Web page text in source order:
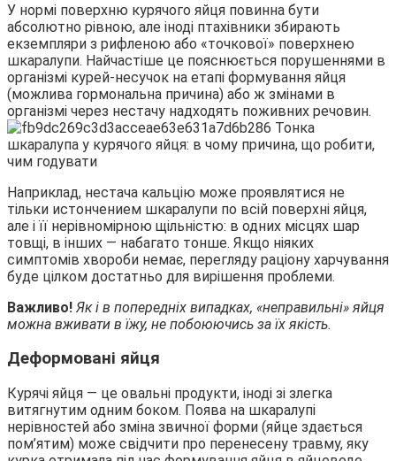
У нормі поверхню курячого яйця повинна бути
абсолютно рівною, але іноді птахівники збирають
екземпляри з рифленою або «точкової» поверхнею
шкаралупи. Найчастіше це пояснюється порушеннями в
організмі курей-несучок на етапі формування яйця
(можлива гормональна причина) або ж змінами в
організмі через нестачу надходять поживних речовин.
Наприклад, нестача кальцію може проявлятися не
тільки истончением шкаралупи по всій поверхні яйця,
але і її нерівномірною щільністю: в одних місцях шар
товщі, в інших — набагато тонше. Якщо ніяких
симптомів хвороби немає, перегляду раціону харчування
буде цілком достатньо для вирішення проблеми.
Важливо! Як і в попередніх випадках, «неправильні» яйця
можна вживати в їжу, не побоюючись за їх якість.
Деформовані яйця
Курячі яйця — це овальні продукти, іноді зі злегка
витягнутим одним боком. Поява на шкаралупі
нерівностей або зміна звичної форми (яйце здається
пом’ятим) може свідчити про перенесену травму, яку